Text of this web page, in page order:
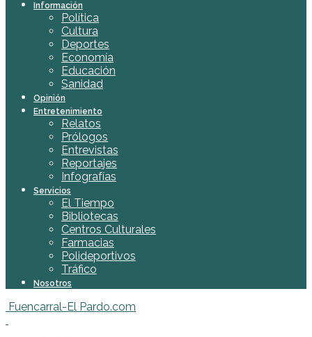
Información
Política
Cultura
Deportes
Economía
Educación
Sanidad
Opinión
Entretenimiento
Relatos
Prólogos
Entrevistas
Reportajes
Infografías
Servicios
El Tiempo
Bibliotecas
Centros Culturales
Farmacias
Polideportivos
Tráfico
Nosotros
Fuencarral-El Pardo.com